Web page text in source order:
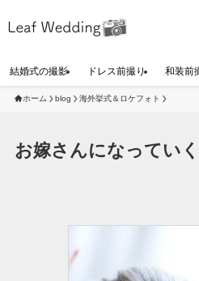
結婚式の撮影 ドレス前撮り 和装前
ホーム blog 海外挙式＆ロケフォト
お嫁さんになっていく